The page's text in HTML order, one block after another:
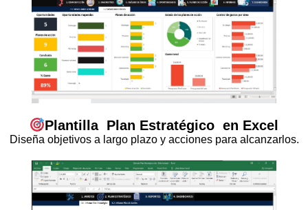
Plantilla Plan Estratégico en Excel
Diseña objetivos a largo plazo y acciones para alcanzarlos.